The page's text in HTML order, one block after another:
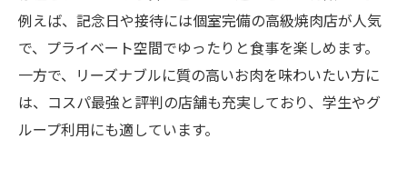
例えば、記念日や接待には個室完備の高級焼肉店が人気
で、プライベート空間でゆったりと食事を楽しめます。
一方で、リーズナブルに質の高いお肉を味わいたい方に
は、コスパ最強と評判の店舗も充実しており、学生やグ
ループ利用にも適しています。